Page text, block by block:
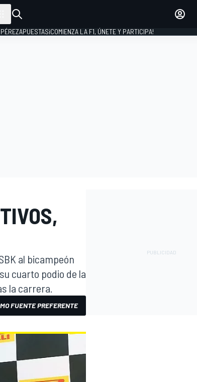
APUESTAS¡COMIENZA LA F1, ÚNETE Y PARTICIPA!
al bicampeón
cuarto podio de la
la carrera.
FUENTE PREFERENTE